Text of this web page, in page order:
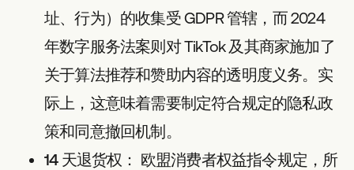
址、行为）的收集受 GDPR 管辖，而 2024
年数字服务法案则对 TikTok 及其商家施加了
关于算法推荐和赞助内容的透明度义务。实
际上，这意味着需要制定符合规定的隐私政
策和同意撤回机制。
14 天退货权： 欧盟消费者权益指令规定，所